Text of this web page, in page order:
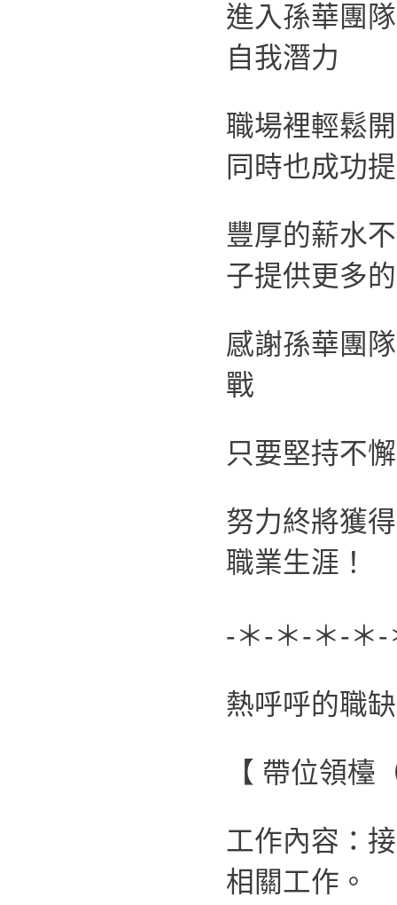
進入孫華團
自我潛力
職場裡輕鬆
同時也成功
豐厚的薪水
子提供更多
感謝孫華團
戰
只要堅持不
努力終將獲
職業生涯！
-＊-＊-＊-＊
熱呼呼的職
【 帶位領檯
工作內容：
相關工作。